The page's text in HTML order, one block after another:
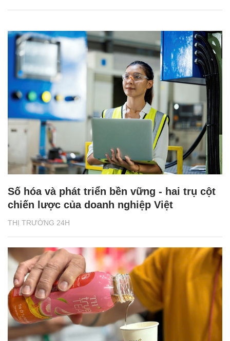
THỊ TRƯỜNG 24H
Số hóa và phát triển bền vững - hai trụ cột
chiến lược của doanh nghiệp Việt